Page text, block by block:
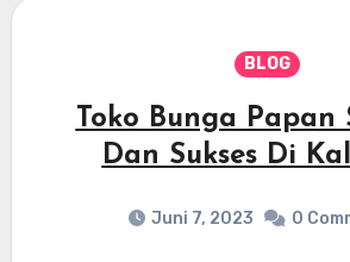
BLOG
Toko Bunga Papan
Dan Sukses Di
Juni 7, 2023 0